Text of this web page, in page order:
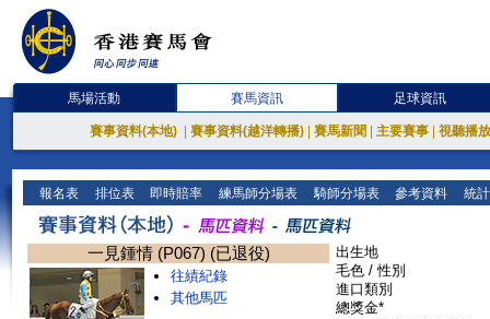
馬場活動 賽馬資訊 足球資訊
賽事資料(本地) 賽事資料(越洋轉播) 賽馬新聞 主要賽事 視聽播
報名表 排位表 即時賠率 練馬師分場表 騎師分場表 參考資料 統
一見鍾情 (P067) (已退役)
往績紀錄
其他馬匹
出生地
毛色 / 性別
進口類別
總獎金*